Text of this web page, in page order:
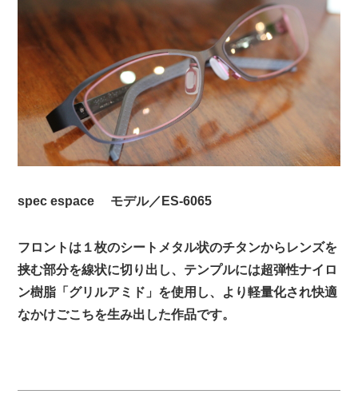
spec espace モデル／ES-6065
フロントは１枚のシートメタル状のチタンからレンズを
挟む部分を線状に切り出し、テンプルには超弾性ナイロ
ン樹脂「グリルアミド」を使用し、より軽量化され快適
なかけごこちを生み出した作品です。